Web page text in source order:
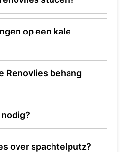
op een kale
Renovlies behang
over spachtelputz?